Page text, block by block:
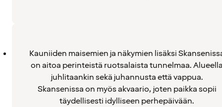
Kauniiden maisemien ja näkymien lisäksi
on aitoa perinteistä ruotsalaista tunnelmaa.
juhlitaankin sekä juhannusta että vappua.
Skansenissa on myös akvaario, joten paikka sopii
täydellisesti idylliseen perhepäivään.